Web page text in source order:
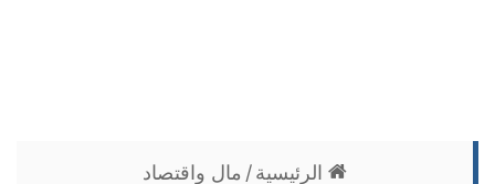
الرئيسية/ مال واقتصاد